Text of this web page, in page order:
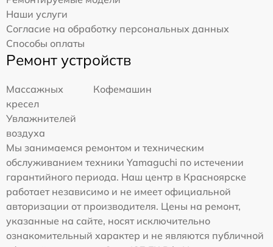
Наши услуги
Согласие на обработку персональных данных
Способы оплаты
Ремонт устройств
Массажных
кресел
Кофемашин
Увлажнителей
воздуха
Мы занимаемся ремонтом и техническим
обслуживанием техники Yamaguchi по истечении
гарантийного периода. Наш центр в Красноярске
работает независимо и не имеет официальной
авторизации от производителя. Цены на ремонт,
указанные на сайте, носят исключительно
ознакомительный характер и не являются публичной